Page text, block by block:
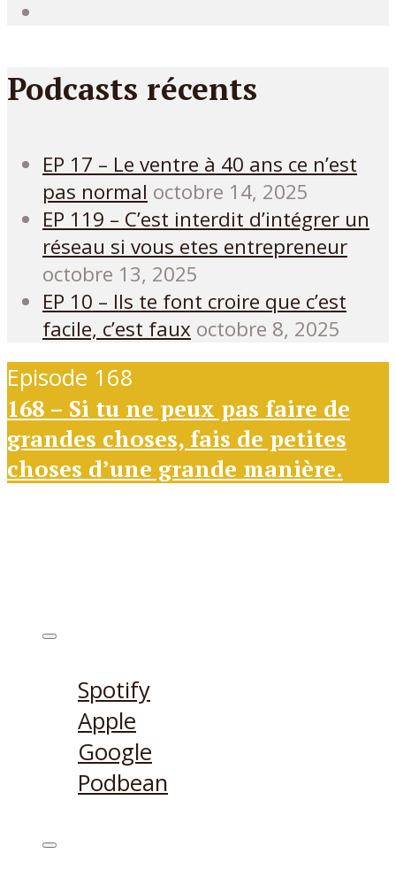
Podcasts récents
EP 17 – Le ventre à 40 ans ce n’est
pas normal octobre 14, 2025
EP 119 – C’est interdit d’intégrer un
réseau si vous etes entrepreneur
octobre 13, 2025
EP 10 – Ils te font croire que c’est
facile, c’est faux octobre 8, 2025
Episode 168
168 – Si tu ne peux pas faire de
grandes choses, fais de petites
choses d’une grande manière.
Spotify
Apple
Google
Podbean